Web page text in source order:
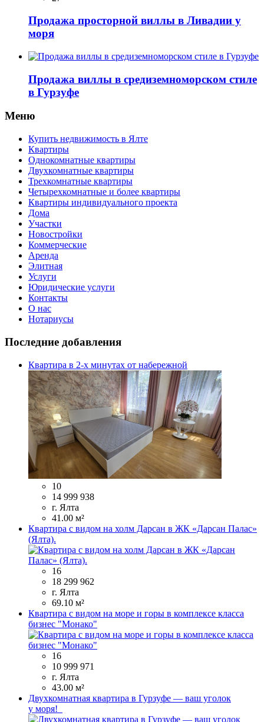
Продажа просторной виллы в Ливадии у
моря
Продажа виллы в средиземноморском стиле
в Гурзуфе
Меню
Купить недвижимость в Ялте
Квартиры
Однокомнатные квартиры
Двухкомнатные квартиры
Трехкомнатные квартиры
Четырехкомнатные и более квартиры
Квартиры индивидуального проекта
Дома
Участки
Новостройки
Коммерческие
Аренда
Элитная
Услуги
Юридические услуги
Контакты
О нас
Нотариусы
Последние добавления
Квартира в 2-х минутах от набережной
10
14 999 938
г. Ялта
41.00 м²
Квартира с видом на холм Дарсан в ЖК «Дарсан Палас»
(Ялта).
16
18 299 962
г. Ялта
69.10 м²
Квартира с видом на море и горы в комплексе класса
бизнес "Монако"
16
10 999 971
г. Ялта
43.00 м²
Двухкомнатная квартира в Гурзуфе — ваш уголок
у моря!